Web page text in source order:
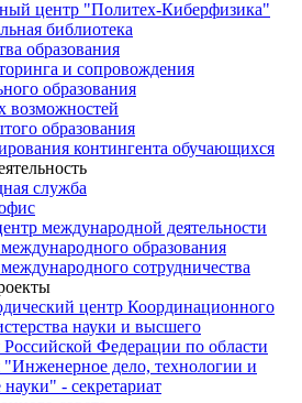
центр "Политех-Киберфизика"
библиотека
образования
и сопровождения
образования
возможностей
образования
контингента обучающихся
служба
международной деятельности
образования
сотрудничества
центр Координационного
науки и высшего
Российской Федерации по области
"Инженерное дело, технологии и
науки" - секретариат